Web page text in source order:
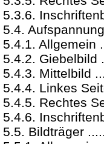
5.3.6.
5.4.
5.4.1. Allgemein
5.4.2. Giebelbild
5.4.3. Mittelbild
5.4.4. Linkes
5.4.5. Rechtes
5.4.6.
5.5. Bildträger